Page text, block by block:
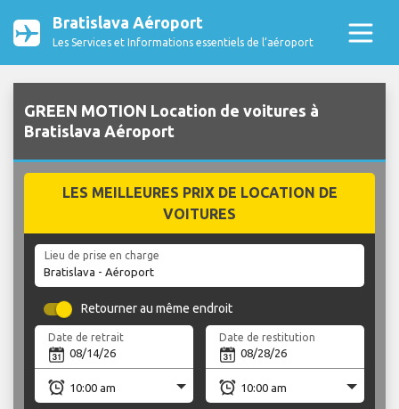
Bratislava Aéroport
Les Services et Informations essentiels de l’aéroport
GREEN MOTION Location de voitures à
Bratislava Aéroport
LES MEILLEURES PRIX DE LOCATION DE
VOITURES
Lieu de prise en charge
Retourner au même endroit
Date de retrait Date de restitution